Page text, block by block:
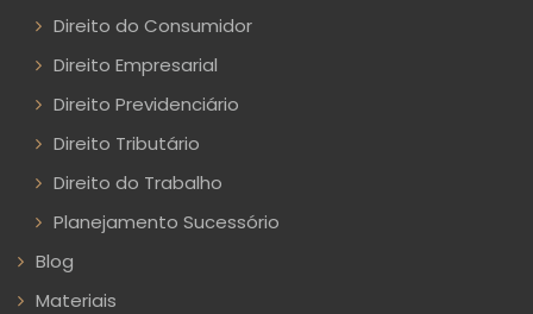
Direito do Consumidor
Direito Empresarial
Direito Previdenciário
Direito Tributário
Direito do Trabalho
Planejamento Sucessório
Blog
Materiais